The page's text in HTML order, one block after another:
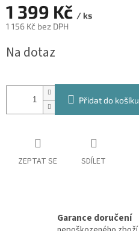
1 399 Kč / ks
1 156 Kč bez DPH
cena:
Na dotaz
Přidat do košíku
ZEPTAT SE SDÍLET
Garance doručení